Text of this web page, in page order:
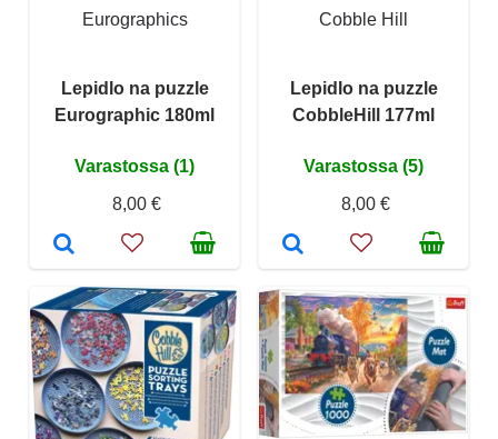
Eurographics
Lepidlo na puzzle
Eurographic 180ml
Varastossa (1)
8,00 €
Cobble Hill
Lepidlo na puzzle
CobbleHill 177ml
Varastossa (5)
8,00 €